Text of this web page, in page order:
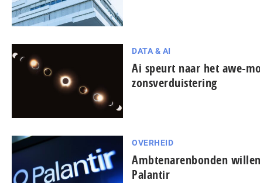
DATA & AI
Ai speurt naar het awe-
zonsverduistering
OVERHEID
Ambtenarenbonden
Palantir